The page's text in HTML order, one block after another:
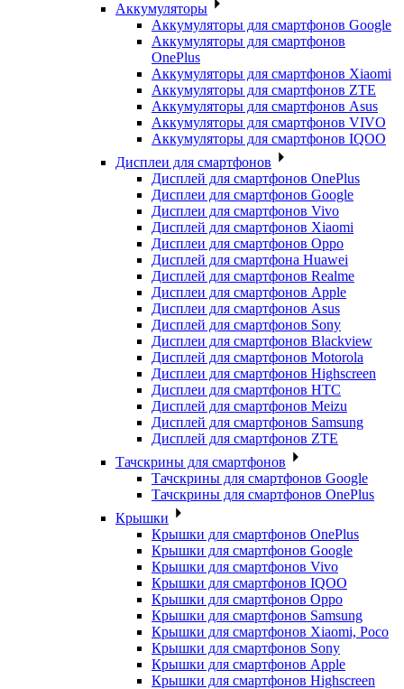
Аккумуляторы
Аккумуляторы для смартфонов Google
Аккумуляторы для смартфонов
OnePlus
Аккумуляторы для смартфонов Xiaomi
Аккумуляторы для смартфонов ZTE
Аккумуляторы для cмартфонов Asus
Аккумуляторы для смартфонов VIVO
Аккумуляторы для смартфонов IQOO
Дисплеи для смартфонов
Дисплей для смартфонов OnePlus
Дисплеи для смартфонов Google
Дисплеи для смартфонов Vivo
Дисплей для смартфонов Xiaomi
Дисплеи для смартфонов Oppo
Дисплей для смартфона Huawei
Дисплей для смартфонов Realme
Дисплеи для смартфонов Apple
Дисплеи для смартфонов Asus
Дисплей для смартфонов Sony
Дисплеи для смартфонов Blackview
Дисплей для смартфонов Motorola
Дисплеи для смартфонов Highscreen
Дисплеи для смартфонов HTC
Дисплей для смартфонов Meizu
Дисплей для смартфонов Samsung
Дисплей для смартфонов ZTE
Тачскрины для смартфонов
Тачскрины для смартфонов Google
Тачскрины для смартфонов OnePlus
Крышки
Крышки для смартфонов OnePlus
Крышки для смартфонов Google
Крышки для смартфонов Vivo
Крышки для смартфонов IQOO
Крышки для смартфонов Oppo
Крышки для смартфонов Samsung
Крышки для смартфонов Xiaomi, Poco
Крышки для смартфонов Sony
Крышки для смартфонов Apple
Крышки для смартфонов Highscreen